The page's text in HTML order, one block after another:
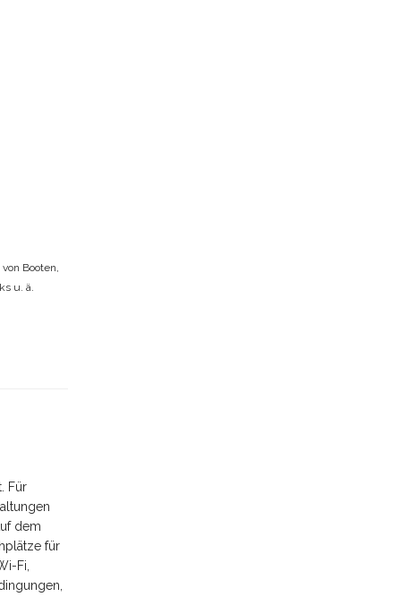
Booten,
u. ä.
Für
dem
für
Fi,